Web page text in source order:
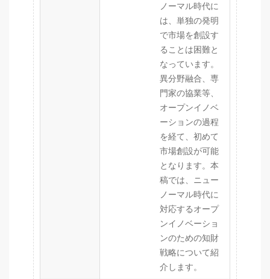
ノーマル時代に
は、単独の発明
で市場を創設す
ることは困難と
なっています。
異分野融合、専
門家の協業等、
オープンイノベ
ーションの過程
を経て、初めて
市場創設が可能
となります。本
稿では、ニュー
ノーマル時代に
対応するオープ
ンイノベーショ
ンのための知財
戦略について紹
介します。